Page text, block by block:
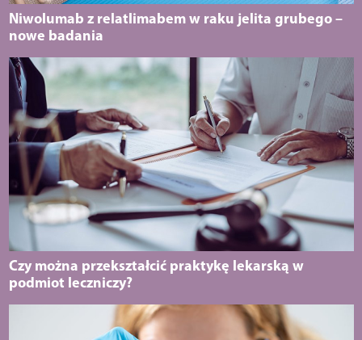
Niwolumab z relatlimabem w raku jelita grubego –
nowe badania
Czy można przekształcić praktykę lekarską w
podmiot leczniczy?